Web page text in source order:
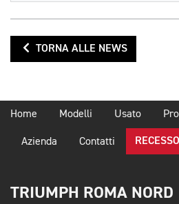
TORNA ALLE NEWS
Home Modelli Usato
Azienda Contatti
TRIUMPH ROMA NORD